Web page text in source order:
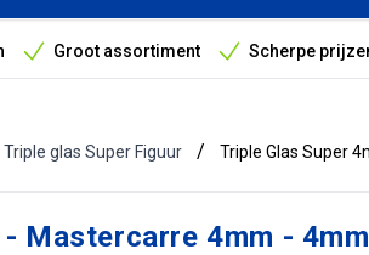
Groot assortiment Scherpe
tijdens de vakantieperiode
Triple glas Super Figuur / Triple Glas Super
Mastercarre 4mm -